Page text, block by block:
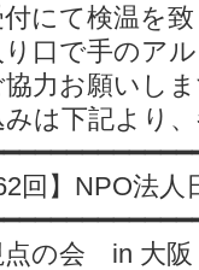
付にて検温を
り口で手のア
協力お願いし
みは下記より
回】NPO法
点の会 in 大